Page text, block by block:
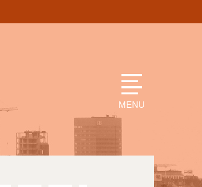
MENU